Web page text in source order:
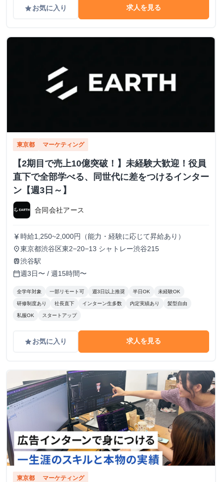
gradeお気に入り 求人を見る
東京都 マーケティング
【2期目で売上10億突破！】未経験大歓迎！役員
直下で全部学べる、同世代に差をつけるインター
ン【週3日～】
合同会社アース
currency_yen 時給1,250~2,000円（能力・経験に応じて昇給あり）
place東京都渋谷区東2−20−13 シャトレー渋谷215
train渋谷駅
calendar_today週3日〜 / 週15時間〜
全学年対象 一部リモート可 週3日以上推奨 半日OK 未経験OK
研修制度あり 社長直下 インターン生多数 内定実績あり 髪型自由
私服OK スタートアップ
gradeお気に入り 求人を見る
東京都 マーケティング